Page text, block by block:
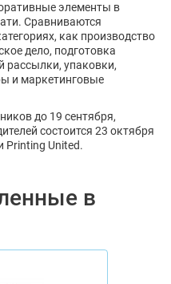
элементы в
Сравниваются
как производство
дело, подготовка
рассылки, упаковки,
и маркетинговые
до 19 сентября,
состоится 23 октября
Printing United.
в